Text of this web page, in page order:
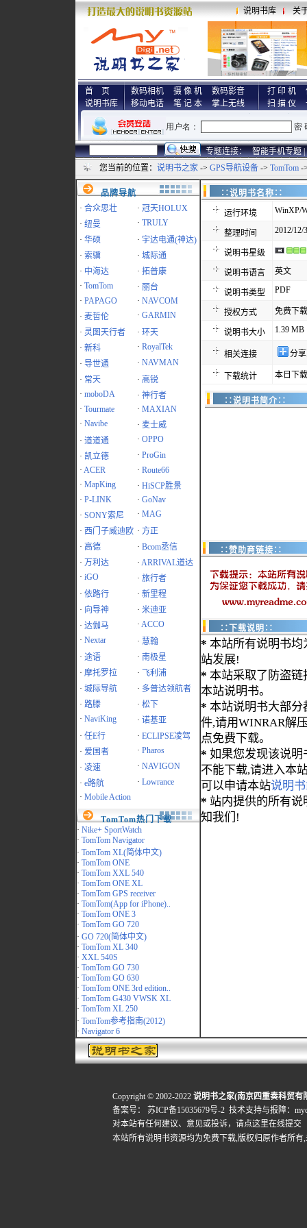
说明书库 关
首 页
说明书库
数码相机 摄 像 机
数码影音
移动电话
笔 记 本 掌上无线
打 印 机
扫 描 仪
专题连接： 智能手机专题 |
您当前的位置： 说明书之家 -> GPS导航设备 -> TomTom -
品牌导航
· 合众思壮 · 冠天HOLUX
· 纽曼 · TRULY
· 华硕 · 宇达电通(神达)
· 索骥 · 城际通
· 中海达 · 拓普康
· TomTom · 丽台
· PAPAGO · NAVCOM
· 麦哲伦 · GARMIN
· 灵图天行者 · 环天
· 新科 · RoyalTek
· 导世通 · NAVMAN
· 常天 · 高锐
· moboDA · 神行者
· Tourmate · MAXIAN
· Navibe · 麦士威
· 道道通 · OPPO
· 凯立德 · ProGin
· ACER · Route66
· MapKing · HiSCP胜景
· P-LINK · GoNav
· SONY索尼 · MAG
· 西门子威迪欧 · 方正
· 高德 · Bcom丞信
· 万利达 · ARRIVAL道达
· iGO · 旅行者
· 依路行 · 新里程
· 向导神 · 米迪亚
· 达伽马 · ACCO
· Nextar · 慧翰
· 途语 · 南极星
· 摩托罗拉 ·
飞利浦
· 城际导航 · 多普达领航者
· 路滕 · 松下
· NaviKing · 诺基亚
· 任E行 · ECLIPSE凌驾
· 爱国者 · Pharos
· 凌速 · NAVIGON
· e路航 · Lowrance
· Mobile Action
TomTom热门下载
· Nike+ SportWatch
· TomTom Navigator
· TomTom XL(简体中文)
· TomTom ONE
· TomTom XXL 540
· TomTom ONE XL
· TomTom GPS receiver
· TomTom(App for iPhone)..
· TomTom ONE 3
· TomTom GO 720
· GO 720(简体中文)
· TomTom XL 340
· XXL 540S
· TomTom GO 730
· TomTom GO 630
· TomTom ONE 3rd edition..
· TomTom G430 VWSK XL
· TomTom XL 250
· TomTom参考指南(2012)
· Navigator 6
∷说明书名
运行环境 WinXP/
整理时间 2012/12/
说明书星级
说明书语言 英文
说明书类型 PDF
授权方式 免费下载
说明书大小 1.39 MB
相关连接 分
下载统计 本日下
∷说明书简介∷
∷赞助商链接∷
∷下载说明∷
* 本站所有说明书均
站发展!
* 本站采取了防盗链
本站说明书。
* 本站说明书大部分
件,请用WINRAR解
点免费下载。
* 如果您发现该说明
不能下载,请进入本
可以申请本站说明
* 站内提供的所有
知我们!
Copyright © 2002-2022 说明书之家(南京四重奏科贸有
备案号：
苏ICP备15035679号-2 技术支持与报障：
对本站有任何建议、意见或投诉， 请点这里在线提交
本站所有说明书资源均为免费下载,版权归原作者所